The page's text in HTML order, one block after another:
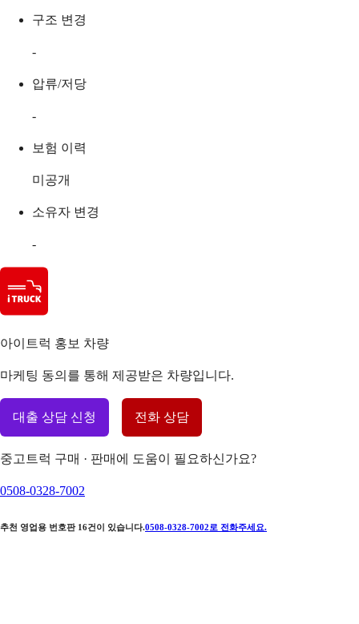
구조 변경
-
압류/저당
-
보험 이력
미공개
소유자 변경
-
아이트럭 홍보 차량
마케팅 동의를 통해 제공받은 차량입니다.
대출 상담 신청 전화 상담
중고트럭 구매 · 판매에 도움이 필요하신가요?
0508-0328-7002
추천 영업용 번호판 16건이 있습니다.0508-0328-7002 로 전화주세요.